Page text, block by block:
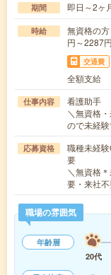
期間 即日～2ヶ
時給
無資格の
円～2287
交通費
全額支給
仕事内容
看護助手
＼無資格
ので未経
応募資格
職種未経
要
＼無資格
要・来社
職場の雰囲気
年齢層
20代